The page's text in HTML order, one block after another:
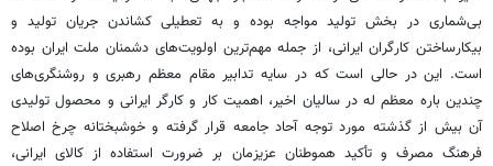
بی‌شماری در بخش تولید مواجه بوده و به تعطیلی­ کشاندن جریان تولید و
بیکارساختن کارگران ایرانی، از جمله مهم‌ترین اولویت‌های دشمنان ملت ایران بوده
است. این در حالی است که در سایه تدابیر مقام معظم رهبری و روشنگری‌های
چندین ­باره معظم ­له در سالیان اخیر، اهمیت کار و کارگر ایرانی و محصول تولیدی
آن بیش از گذشته مورد توجه آحاد جامعه قرار گرفته و خوشبختانه چرخ اصلاح
فرهنگ مصرف و تأکید هم­وطنان عزیزمان بر ضرورت استفاده از کالای ایرانی،